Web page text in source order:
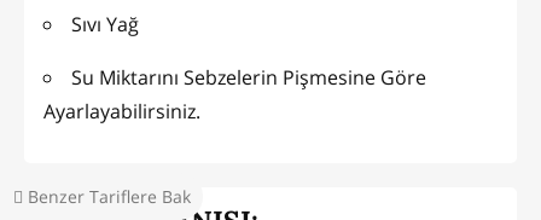
Benzer Tariflere Bak
Sıvı Yağ
Su Miktarını Sebzelerin Pişmesine Göre
Ayarlayabilirsiniz.